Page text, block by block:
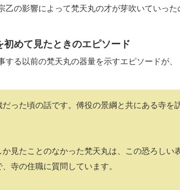
の影響によって梵天丸の才が芽吹いていった
初めて見たときのエピソード
る以前の梵天丸の器量を示すエピソードが、
だった頃の話です。傅役の景綱と共にある寺を
か見たことのなかった梵天丸は、この恐ろしい
寺の住職に質問しています。